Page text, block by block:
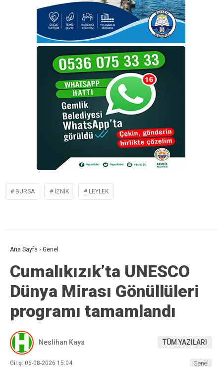
BURSA IZNIK LEYLEK
Ana Sayfa › Genel
Cumalıkızık’ta UNESCO
Dünya Mirası Gönüllüleri
programı tamamlandı
Neslihan Kaya TÜM YAZILARI
Giriş: 06-08-2026 15:04
Genel